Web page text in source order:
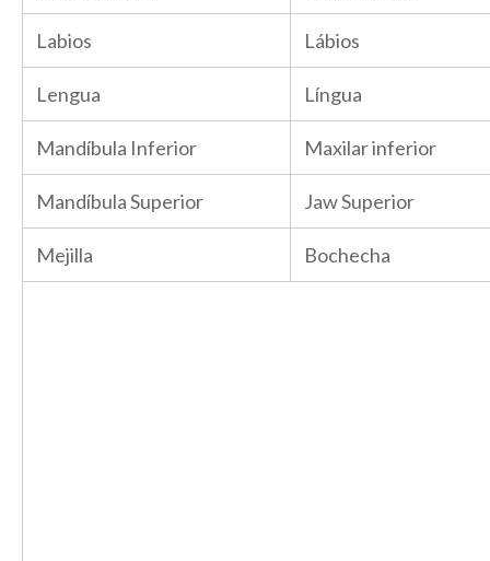
Labios Lábios
Lengua Língua
Mandíbula Inferior Maxilar inferior
Mandíbula Superior Jaw Superior
Mejilla Bochecha